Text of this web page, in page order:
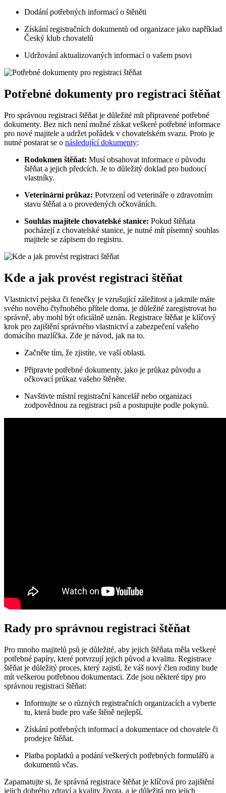
Dodání potřebných informací o štěněti
Získání registračních dokumentů od organizace jako například
Český klub chovatelů
Udržování aktualizovaných informací o vašem psovi
Potřebné dokumenty pro registraci štěňat
Pro správnou registraci štěňat je důležité mít připravené potřebné
dokumenty. Bez nich není možné získat veškeré potřebné informace
pro nové majitele a udržet pořádek v chovatelském svazu. Proto je
nutné postarat se o následující dokumenty:
Rodokmen štěňat: Musí obsahovat informace o původu
štěňat a jejich předcích. Je to důležitý doklad pro budoucí
vlastníky.
Veterinární průkaz: Potvrzení od veterináře o zdravotním
stavu štěňat a o provedených očkováních.
Souhlas majitele chovatelské stanice: Pokud štěňata
pocházejí z chovatelské stanice, je nutné mít písemný souhlas
majitele se zápisem do registru.
Kde a jak provést registraci štěňat
Vlastnictví pejska či fenečky je vzrušující záležitost a jakmile máte
svého nového čtyřnohého přítele doma, je důležité zaregistrovat ho
správně, aby mohl být oficiálně uznán. Registrace štěňat je klíčový
krok pro zajištění správného vlastnictví a zabezpečení vašeho
domácího mazlíčka. Zde je návod, jak na to.
Začněte tím, že zjistíte, ve vaší oblasti.
Připravte potřebné dokumenty, jako je průkaz původu a
očkovací průkaz vašeho štěněte.
Navštivte místní registrační kancelář nebo organizaci
zodpovědnou za registraci psů a postupujte podle pokynů.
Rady pro správnou registraci štěňat
Pro mnoho majitelů psů je důležité, aby jejich štěňata měla veškeré
potřebné papíry, které potvrzují jejich původ a kvalitu. Registrace
štěňat je důležitý proces, který zajistí, že váš nový člen rodiny bude
mít veškerou potřebnou dokumentaci. Zde jsou některé tipy pro
správnou registraci štěňat:
Informujte se o různých registračních organizacích a vyberte
tu, která bude pro vaše štěně nejlepší.
Získání potřebných informací a dokumentace od chovatele či
prodejce štěňat.
Platba poplatků a podání veškerých potřebných formulářů a
dokumentů včas.
Zapamatujte si, že správná registrace štěňat je klíčová pro zajištění
jejich dobrého zdraví a kvality života, a je důležitá pro jejich